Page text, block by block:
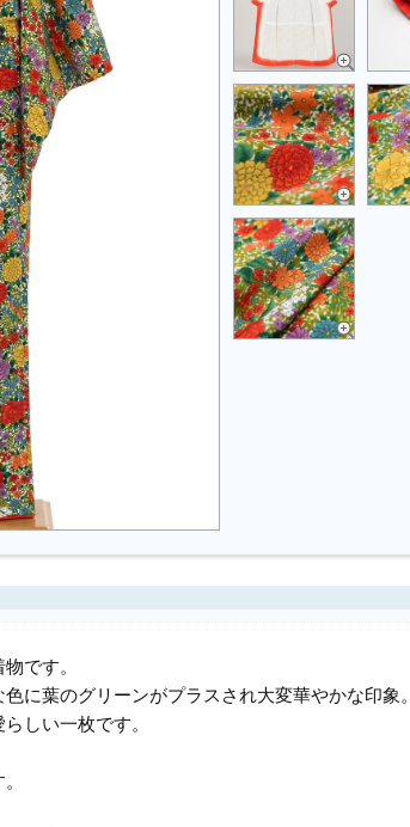
です。
に葉のグリーンがプラスされ大変華やかな印象。
しい一枚です。